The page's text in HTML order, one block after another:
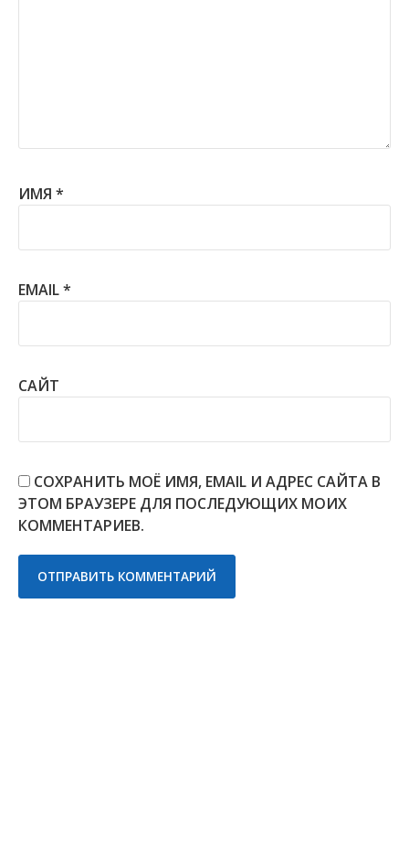
ИМЯ *
EMAIL*
САЙТ
СОХРАНИТЬ МОЁ ИМЯ, EMAIL И АДРЕС САЙТА В
ЭТОМ БРАУЗЕРЕ ДЛЯ ПОСЛЕДУЮЩИХ МОИХ
КОММЕНТАРИЕВ.